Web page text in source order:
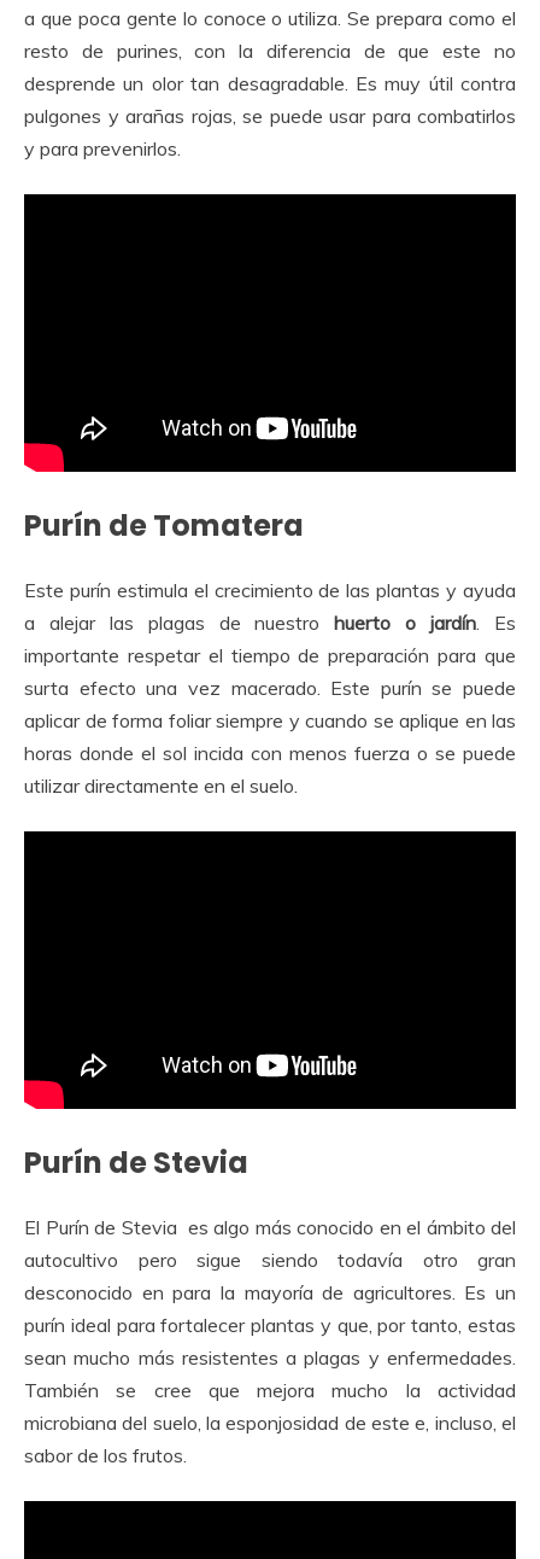
a que poca gente lo conoce o utiliza. Se prepara como el
resto de purines, con la diferencia de que este no
desprende un olor tan desagradable. Es muy útil contra
pulgones y arañas rojas, se puede usar para combatirlos
y para prevenirlos.
Purín de Tomatera
Este purín estimula el crecimiento de las plantas y ayuda
a alejar las plagas de nuestrohuerto o jardín. Es
importante respetar el tiempo de preparación para que
surta efecto una vez macerado. Este purín se puede
aplicar de forma foliar siempre y cuando se aplique en las
horas donde el sol incida con menos fuerza o se puede
utilizar directamente en el suelo.
Purín de Stevia
El Purín de Stevia es algo más conocido en el ámbito del
autocultivo pero sigue siendo todavía otro gran
desconocido en para la mayoría de agricultores. Es un
purín ideal para fortalecer plantas y que, por tanto, estas
sean mucho más resistentes a plagas y enfermedades.
También se cree que mejora mucho la actividad
microbiana del suelo, la esponjosidad de este e, incluso, el
sabor de los frutos.